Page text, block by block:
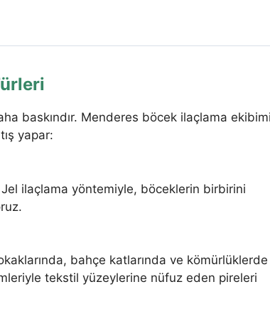
baskındır. Menderes böcek ilaçlama
yapar:
ilaçlama yöntemiyle, böceklerin birbirini
bahçe katlarında ve kömürlüklerde
tekstil yüzeylerine nüfuz eden pireleri